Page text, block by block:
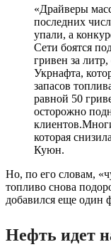
«Драйверы
последних
упали, а
Сети боятся
гривен за
Укрнафта,
запасов
равной 50
осторожно
которая
Куюн.
Но, по его словам,
топливо снова
добавился еще один
Нефть идет